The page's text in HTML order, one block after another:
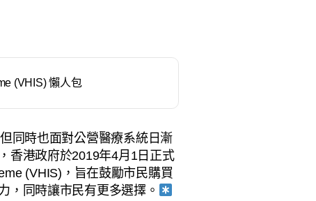
(VHIS) 懶人包
同時也面對公營醫療系統日漸
香港政府於2019年4月1日正式
(VHIS)，旨在鼓勵市民購買
，同時讓市民有更多選擇。